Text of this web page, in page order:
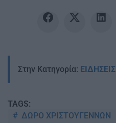
Στην Κατηγορία: ΕΙΔΗΣΕΙΣ
TAGS:
ΔΩΡΟ ΧΡΙΣΤΟΥΓΕΝΝΩΝ